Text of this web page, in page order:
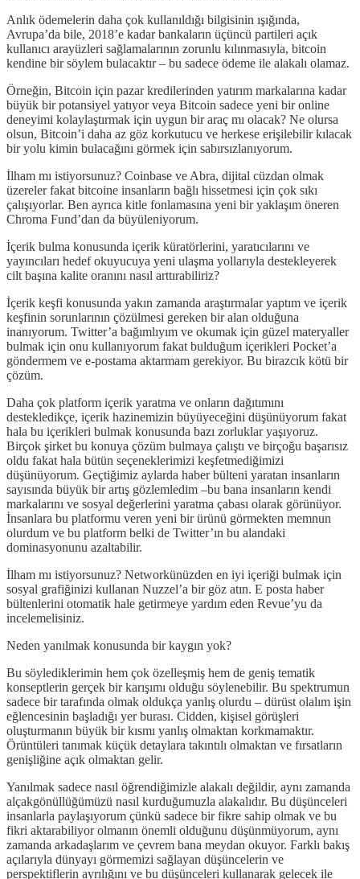
Anlık ödemelerin daha çok kullanıldığı bilgisinin ışığında,
Avrupa’da bile, 2018’e kadar bankaların üçüncü partileri açık
kullanıcı arayüzleri sağlamalarının zorunlu kılınmasıyla, bitcoin
kendine bir söylem bulacaktır – bu sadece ödeme ile alakalı olamaz.
Örneğin, Bitcoin için pazar kredilerinden yatırım markalarına kadar
büyük bir potansiyel yatıyor veya Bitcoin sadece yeni bir online
deneyimi kolaylaştırmak için uygun bir araç mı olacak? Ne olursa
olsun, Bitcoin’i daha az göz korkutucu ve herkese erişilebilir kılacak
bir yolu kimin bulacağını görmek için sabırsızlanıyorum.
İlham mı istiyorsunuz? Coinbase ve Abra, dijital cüzdan olmak
üzereler fakat bitcoine insanların bağlı hissetmesi için çok sıkı
çalışıyorlar. Ben ayrıca kitle fonlamasına yeni bir yaklaşım öneren
Chroma Fund’dan da büyüleniyorum.
İçerik bulma konusunda içerik küratörlerini, yaratıcılarını ve
yayıncıları hedef okuyucuya yeni ulaşma yollarıyla destekleyerek
cilt başına kalite oranını nasıl arttırabiliriz?
İçerik keşfi konusunda yakın zamanda araştırmalar yaptım ve içerik
keşfinin sorunlarının çözülmesi gereken bir alan olduğuna
inanıyorum. Twitter’a bağımlıyım ve okumak için güzel materyaller
bulmak için onu kullanıyorum fakat bulduğum içerikleri Pocket’a
göndermem ve e-postama aktarmam gerekiyor. Bu birazcık kötü bir
çözüm.
Daha çok platform içerik yaratma ve onların dağıtımını
destekledikçe, içerik hazinemizin büyüyeceğini düşünüyorum fakat
hala bu içerikleri bulmak konusunda bazı zorluklar yaşıyoruz.
Birçok şirket bu konuya çözüm bulmaya çalıştı ve birçoğu başarısız
oldu fakat hala bütün seçeneklerimizi keşfetmediğimizi
düşünüyorum. Geçtiğimiz aylarda haber bülteni yaratan insanların
sayısında büyük bir artış gözlemledim –bu bana insanların kendi
markalarını ve sosyal değerlerini yaratma çabası olarak görünüyor.
İnsanlara bu platformu veren yeni bir ürünü görmekten memnun
olurdum ve bu platform belki de Twitter’ın bu alandaki
dominasyonunu azaltabilir.
İlham mı istiyorsunuz? Networkünüzden en iyi içeriği bulmak için
sosyal grafiğinizi kullanan Nuzzel’a bir göz atın. E posta haber
bültenlerini otomatik hale getirmeye yardım eden Revue’yu da
incelemelisiniz.
Neden yanılmak konusunda bir kaygın yok?
Bu söylediklerimin hem çok özelleşmiş hem de geniş tematik
konseptlerin gerçek bir karışımı olduğu söylenebilir. Bu spektrumun
sadece bir tarafında olmak oldukça yanlış olurdu – dürüst olalım işin
eğlencesinin başladığı yer burası. Cidden, kişisel görüşleri
oluşturmanın büyük bir kısmı yanlış olmaktan korkmamaktır.
Örüntüleri tanımak küçük detaylara takıntılı olmaktan ve fırsatların
genişliğine açık olmaktan gelir.
Yanılmak sadece nasıl öğrendiğimizle alakalı değildir, aynı zamanda
alçakgönüllüğümüzü nasıl kurduğumuzla alakalıdır. Bu düşünceleri
insanlarla paylaşıyorum çünkü sadece bir fikre sahip olmak ve bu
fikri aktarabiliyor olmanın önemli olduğunu düşünmüyorum, aynı
zamanda arkadaşlarım ve çevrem bana meydan okuyor. Farklı bakış
açılarıyla dünyayı görmemizi sağlayan düşüncelerin ve
perspektiflerin ayrılığını ve bu düşünceleri kullanarak gelecek ile